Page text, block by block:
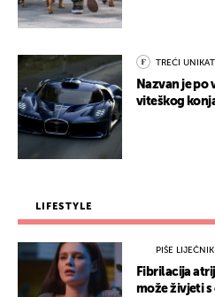
TREĆI
Nazvan je
viteškog
LIFESTYLE
PIŠE LIJEČNIK
Fibrilacija
može živjeti